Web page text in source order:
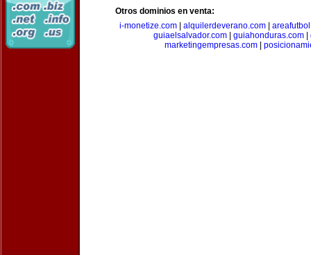
Otros dominios en venta:
i-monetize.com
alquilerdeverano.com
guiaelsalvador.com| guiahonduras.com|
marketingempresas.com